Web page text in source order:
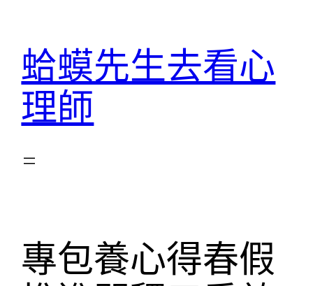
蛤蟆先生去看心
理師
專包養心得春假